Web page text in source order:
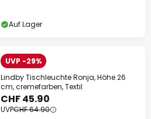
Auf Lager
UVP -29%
Lindby Tischleuchte Ronja, Höhe 26
cm, cremefarben, Textil
CHF 45.90
UVPCHF 64.90